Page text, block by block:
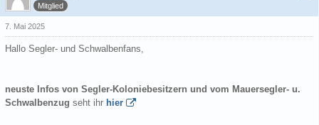
Mitglied
7. Mai 2025
Hallo Segler- und Schwalbenfans,
neuste Infos von Segler-Koloniebesitzern und vom Mauersegler- u.
Schwalbenzug seht ihr hier